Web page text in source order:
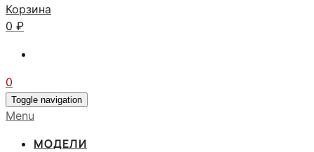
Корзина
0 ₽
0
Toggle navigation
Menu
МОДЕЛИ